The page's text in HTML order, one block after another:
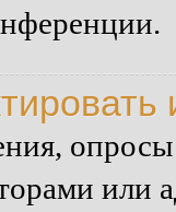
опросы
или